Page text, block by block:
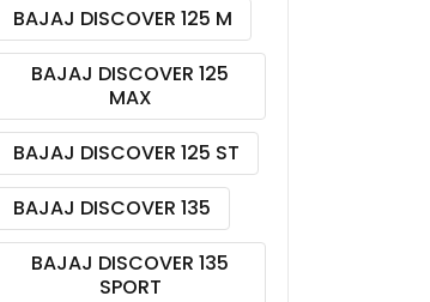
BAJAJ DISCOVER 125 M
BAJAJ DISCOVER 125
MAX
BAJAJ DISCOVER 125 ST
BAJAJ DISCOVER 135
BAJAJ DISCOVER 135
SPORT